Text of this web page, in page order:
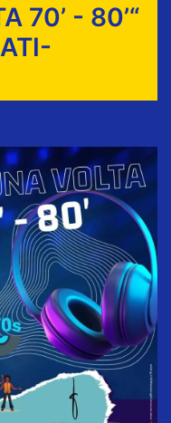
70’ - 80’“